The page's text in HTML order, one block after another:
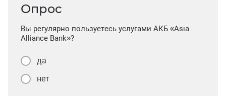
Опрос
Вы регулярно пользуетесь услугами АКБ «Asia
Alliance Bank»?
да
нет